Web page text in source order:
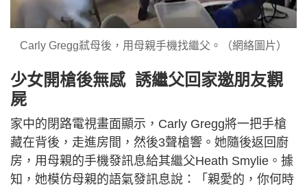
Carly Gregg弒母後，用母親手機找繼父。（網絡圖片）
少女開槍後無感 誘繼父回家邀朋友觀
屍
家中的閉路電視畫面顯示，Carly Gregg將一把手槍
藏在背後，走進房間，然後3聲槍響。她隨後返回廚
房，用母親的手機發訊息給其繼父Heath Smylie。據
知，她模仿母親的語氣發訊息說：「親愛的，你何時